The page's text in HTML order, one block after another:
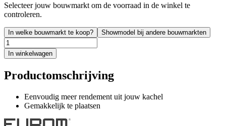
Selecteer jouw bouwmarkt om de voorraad in de winkel te
controleren.
In welke bouwmarkt te koop? Showmodel bij andere bouwmarkten
In winkelwagen
Productomschrijving
Eenvoudig meer rendement uit jouw kachel
Gemakkelijk te plaatsen